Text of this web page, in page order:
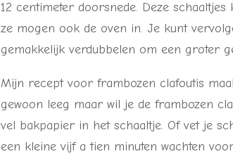
12 centimeter doorsnede. Deze
ze mogen ook de oven in. Je kunt
gemakkelijk verdubbelen om een groter
Mijn recept voor frambozen clafoutis
gewoon leeg maar wil je de frambozen
vel bakpapier in het schaaltje. Of vet je
een kleine vijf a tien minuten wachten